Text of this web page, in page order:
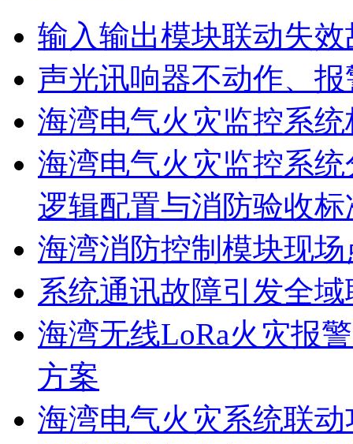
输入输出模块联动失效
声光讯响器不动作、
海湾电气火灾监控系
海湾电气火灾监控系
逻辑配置与消防验收标
海湾消防控制模块现
系统通讯故障引发全
海湾无线LoRa火灾报
方案
海湾电气火灾系统联